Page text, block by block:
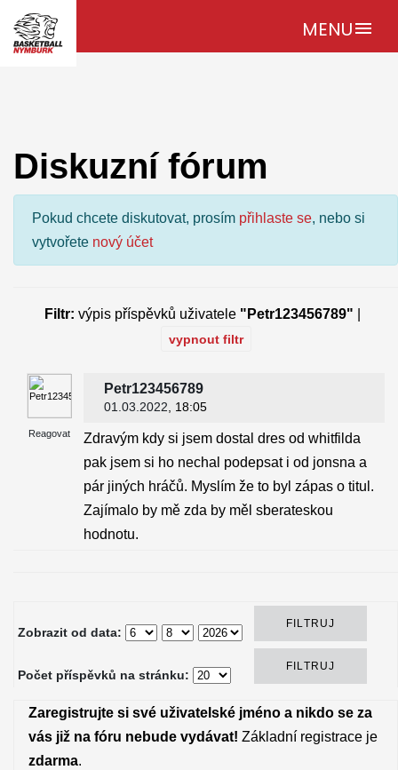
MENUmenu
Diskuzní fórum
Pokud chcete diskutovat, prosím přihlaste se, nebo si
vytvořete nový účet
Filtr: výpis příspěvků uživatele "Petr123456789"
vypnout filtr
Reagovat
Petr123456789
01.03.2022 , 18:05
Zdravým kdy si jsem dostal dres od whitfilda
pak jsem si ho nechal podepsat i od jonsna a
pár jiných hráčů. Myslím že to byl zápas o titul.
Zajímalo by mě zda by měl sberateskou
hodnotu.
Zobrazit od data:
Počet příspěvků na stránku:
Zaregistrujte si své uživatelské jméno a nikdo se za
vás již na fóru nebude vydávat! Základní registrace je
zdarma.